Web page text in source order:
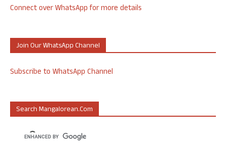
Connect over WhatsApp for more details
Join Our WhatsApp Channel
Subscribe to WhatsApp Channel
Search Mangalorean.com